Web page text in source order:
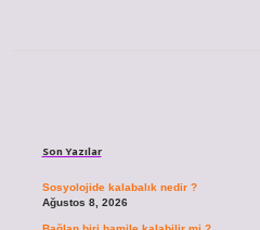
Son Yazılar
Sosyolojide kalabalık nedir ?
Ağustos 8, 2026